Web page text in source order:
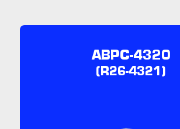
ABPC-4320
(R26-4321)